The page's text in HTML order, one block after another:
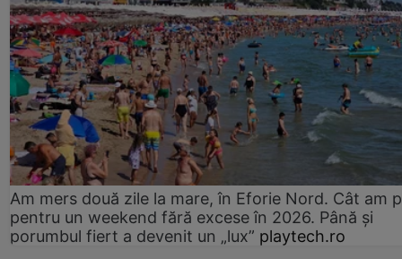
Am mers două zile la mare, în Eforie Nord. Cât am
pentru un weekend fără excese în 2026. Până și
porumbul fiert a devenit un „lux” playtech.ro